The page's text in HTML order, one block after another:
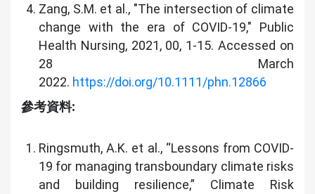
Zang, S.M. et al., "The intersection of climate
change with the era of COVID-19," Public
Health Nursing, 2021, 00, 1-15. Accessed on
28 March
2022. https://doi.org/10.1111/phn.12866
參考資料:
Ringsmuth, A.K. et al., “Lessons from COVID-
19 for managing transboundary climate risks
and building resilience,” Climate Risk